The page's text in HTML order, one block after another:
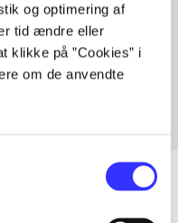
og optimering af
tid ændre eller
klikke på ”Cookies” i
om de anvendte